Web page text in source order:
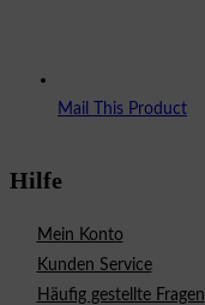
Mail This Product
Hilfe
Mein Konto
Kunden Service
Häufig gestellte Fragen